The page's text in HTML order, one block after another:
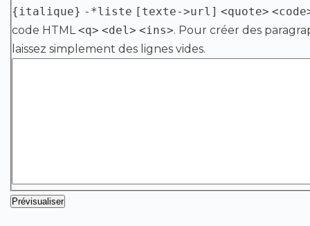
{italique} -*liste [texte->url] <quote>
code HTML<q> <del> <ins>. Pour créer des
laissez simplement des lignes vides.